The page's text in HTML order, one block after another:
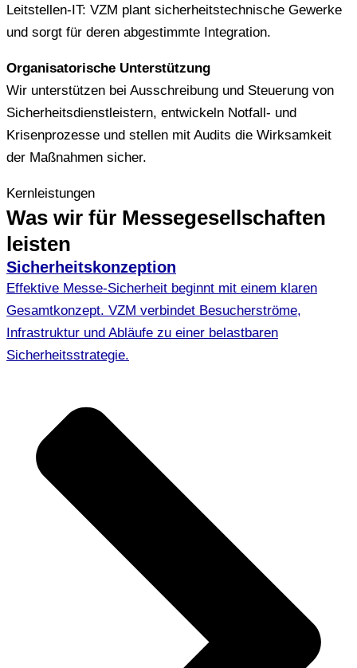
Leitstellen-IT: VZM plant sicherheitstechnische Gewerke
und sorgt für deren abgestimmte Integration.
Organisatorische Unterstützung
Wir unterstützen bei Ausschreibung und Steuerung von
Sicherheitsdienstleistern, entwickeln Notfall- und
Krisenprozesse und stellen mit Audits die Wirksamkeit
der Maßnahmen sicher.
Kernleistungen
Was wir für Messegesellschaften
leisten
Sicherheitskonzeption
Effektive Messe-Sicherheit beginnt mit einem klaren
Gesamtkonzept. VZM verbindet Besucherströme,
Infrastruktur und Abläufe zu einer belastbaren
Sicherheitsstrategie.